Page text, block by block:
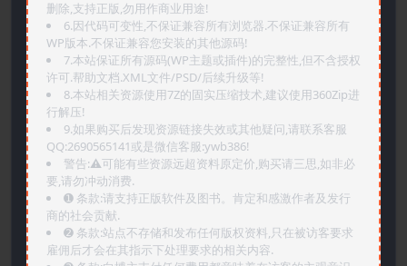
删除,支持正版,勿用作商业用途!
6.因代码可变性,不保证兼容所有浏览器.不保证兼容所有
WP版本.不保证兼容您安装的其他源码!
7.本站保证所有源码(WP主题或插件)的完整性,但不含授权
许可.帮助文档.XML文件/PSD/后续升级等!
8.本站相关资源使用7Z的固实压缩技术,建议使用360Zip进
行解压!
9.如果购买后发现资源链接失效或其他疑问,请联系客服
QQ:2690565141或是微信客服:ywb386!
警告:⚠️可能有些资源远超资料原定价,购买请三思,如非必
要,请勿冲动消费.
➊️ 条款:请支持正版软件及图书。肯定和感激作者及发行
商的社会贡献.
➋️ 条款:站点不存储和发布任何版权资料,只在被访客要求
雇佣后才会在其指示下处理要求的相关内容.